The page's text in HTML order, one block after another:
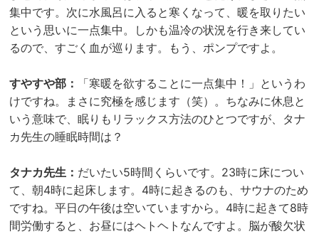
集中です。次に水風呂に入ると寒くなって、暖を取りたい
という思いに一点集中。しかも温冷の状況を行き来してい
るので、すごく血が巡ります。もう、ポンプですよ。
すやすや部：
「寒暖を欲することに一点集中！」というわ
けですね。まさに究極を感じます（笑）。ちなみに休息と
いう意味で、眠りもリラックス方法のひとつですが、タナ
カ先生の睡眠時間は？
タナカ先生： だいたい5時間くらいです。23時に床につい
て、朝4時に起床します。4時に起きるのも、サウナのため
ですね。平日の午後は空いていますから。4時に起きて8時
間労働すると、お昼にはヘトヘトなんですよ。脳が酸欠状